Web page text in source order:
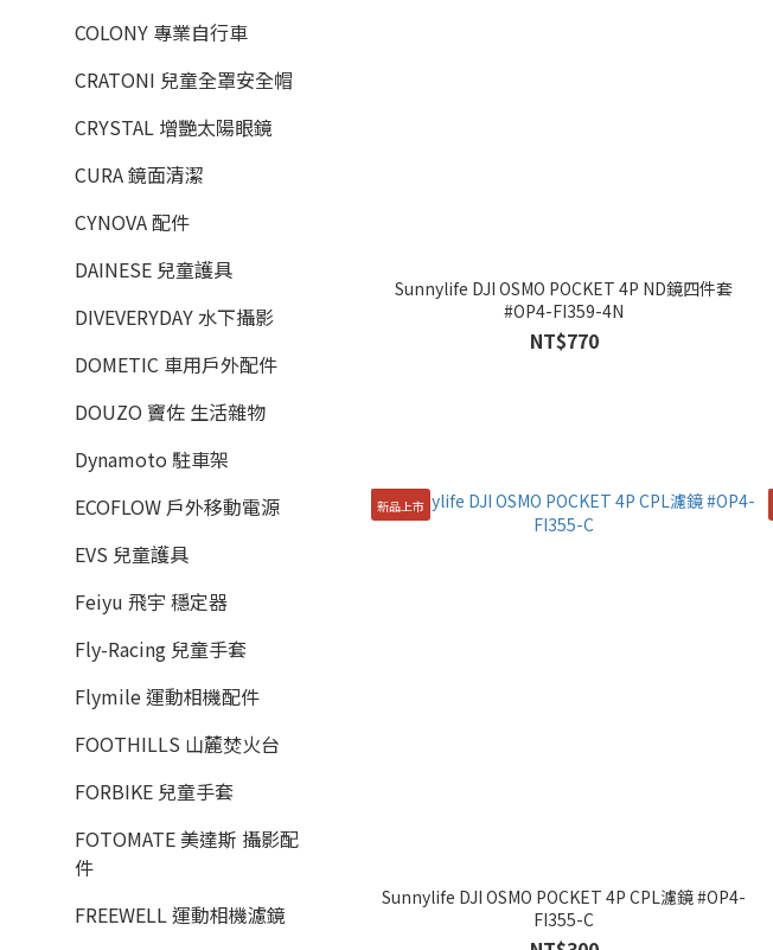
COLONY 專業自行車
CRATONI 兒童全罩安全帽
CRYSTAL 增艷太陽眼鏡
CURA 鏡面清潔
CYNOVA 配件
DAINESE 兒童護具
DIVEVERYDAY 水下攝影
DOMETIC 車用戶外配件
DOUZO 竇佐 生活雜物
Dynamoto 駐車架
ECOFLOW 戶外移動電源
EVS 兒童護具
Feiyu 飛宇 穩定器
Fly-Racing 兒童手套
Flymile 運動相機配件
FOOTHILLS 山麓焚火台
FORBIKE 兒童手套
FOTOMATE 美達斯 攝影配
件
FREEWELL 運動相機濾鏡
Sunnylife DJI OSMO POCKET 4P ND鏡四件套
#OP4-FI359-4N
NT$770
新品上市
Sunnylife DJI OSMO POCKET 4P CPL濾鏡 #OP4-
FI355-C